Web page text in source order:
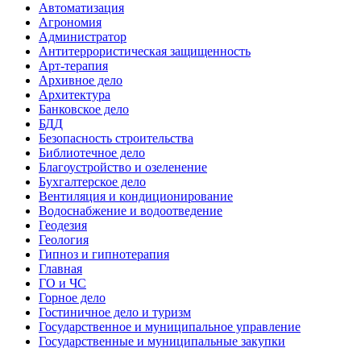
Автоматизация
Агрономия
Администратор
Антитеррористическая защищенность
Арт-терапия
Архивное дело
Архитектура
Банковское дело
БДД
Безопасность строительства
Библиотечное дело
Благоустройство и озеленение
Бухгалтерское дело
Вентиляция и кондиционирование
Водоснабжение и водоотведение
Геодезия
Геология
Гипноз и гипнотерапия
Главная
ГО и ЧС
Горное дело
Гостиничное дело и туризм
Государственное и муниципальное управление
Государственные и муниципальные закупки